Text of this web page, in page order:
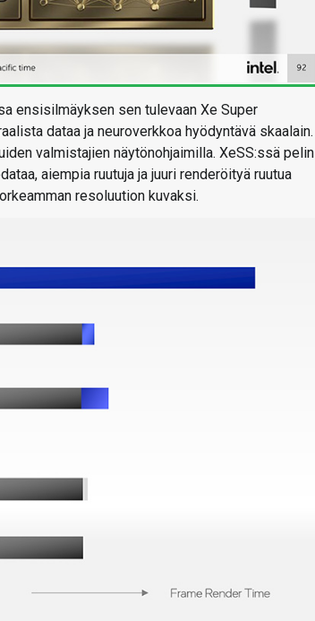
ensisilmäyksen sen tulevaan Xe Super
dataa ja neuroverkkoa hyödyntävä skaalain.
valmistajien näytönohjaimilla. XeSS:ssä pelin
aiempia ruutuja ja juuri renderöityä ruutua
resoluution kuvaksi.